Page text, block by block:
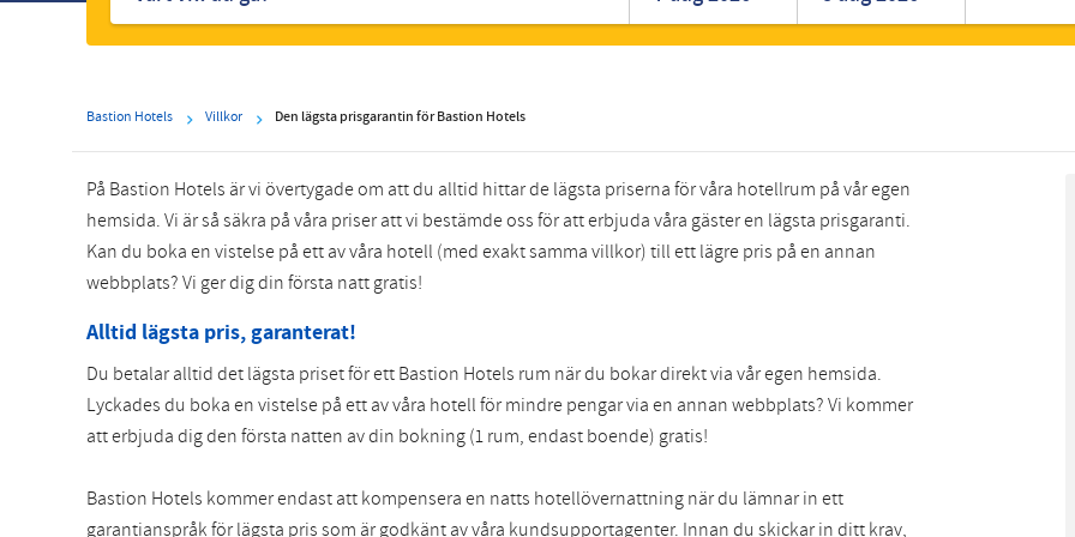
Romanian Turkish
Bastion Hotels Villkor Den lägsta prisgarantin för Bastion Hotels
På Bastion Hotels är vi övertygade om att du alltid hittar de lägsta priserna för våra hotellrum på vår egen
hemsida. Vi är så säkra på våra priser att vi bestämde oss för att erbjuda våra gäster en lägsta prisgaranti.
Kan du boka en vistelse på ett av våra hotell (med exakt samma villkor) till ett lägre pris på en annan
webbplats? Vi ger dig din första natt gratis!
Alltid lägsta pris, garanterat!
Du betalar alltid det lägsta priset för ett Bastion Hotels rum när du bokar direkt via vår egen hemsida.
Lyckades du boka en vistelse på ett av våra hotell för mindre pengar via en annan webbplats? Vi kommer
att erbjuda dig den första natten av din bokning (1 rum, endast boende) gratis!
Bastion Hotels kommer endast att kompensera en natts hotellövernattning när du lämnar in ett
garantianspråk för lägsta pris som är godkänt av våra kundsupportagenter. Innan du skickar in ditt krav,